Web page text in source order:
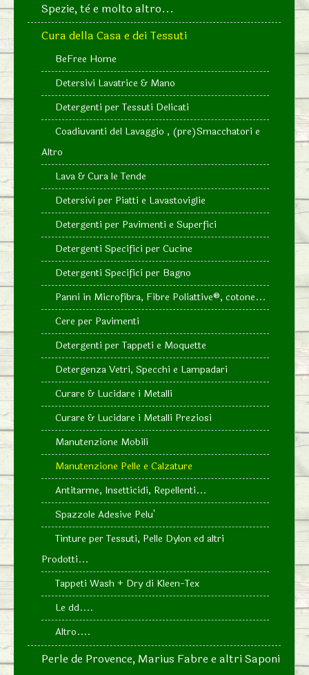
Spezie, tè e molto altro...
Cura della Casa e dei Tessuti
BeFree Home
Detersivi Lavatrice & Mano
Detergenti per Tessuti Delicati
Coadiuvanti del Lavaggio , (pre)Smacchatori e
Altro
Lava & Cura le Tende
Detersivi per Piatti e Lavastoviglie
Detergenti per Pavimenti e Superfici
Detergenti Specifici per Cucine
Detergenti Specifici per Bagno
Panni in Microfibra, Fibre Poliattive®, cotone...
Cere per Pavimenti
Detergenti per Tappeti e Moquette
Detergenza Vetri, Specchi e Lampadari
Curare & Lucidare i Metalli
Curare & Lucidare i Metalli Preziosi
Manutenzione Mobili
Manutenzione Pelle e Calzature
Antitarme, Insetticidi, Repellenti...
Spazzole Adesive Pelu'
Tinture per Tessuti, Pelle Dylon ed altri
Prodotti...
Tappeti Wash + Dry di Kleen-Tex
Le dd....
Altro....
Perle de Provence, Marius Fabre e altri Saponi